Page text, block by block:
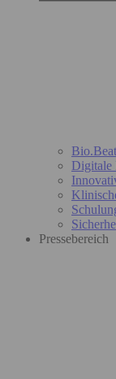
Digitale
Pressebereich